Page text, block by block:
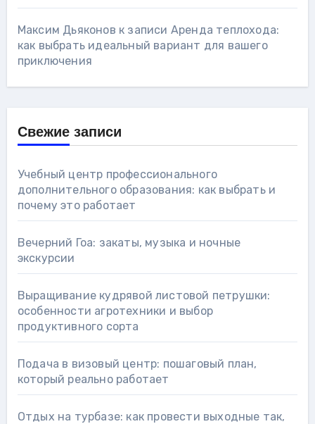
Максим Дьяконов к записи Аренда теплохода:
как выбрать идеальный вариант для вашего
приключения
Свежие записи
Учебный центр профессионального
дополнительного образования: как выбрать и
почему это работает
Вечерний Гоа: закаты, музыка и ночные
экскурсии
Выращивание кудрявой листовой петрушки:
особенности агротехники и выбор
продуктивного сорта
Подача в визовый центр: пошаговый план,
который реально работает
Отдых на турбазе: как провести выходные так,